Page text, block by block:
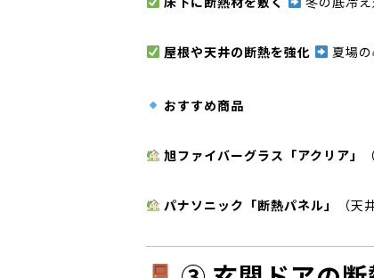
屋根や天井の断熱を強化 夏場
おすすめ商品
旭ファイバーグラス「アクリア」
パナソニック「断熱パネル」 （天